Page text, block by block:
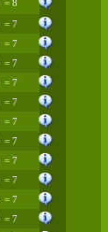
= 8
= 7
= 7
= 7
= 7
= 7
= 7
= 7
= 7
= 7
= 7
= 7